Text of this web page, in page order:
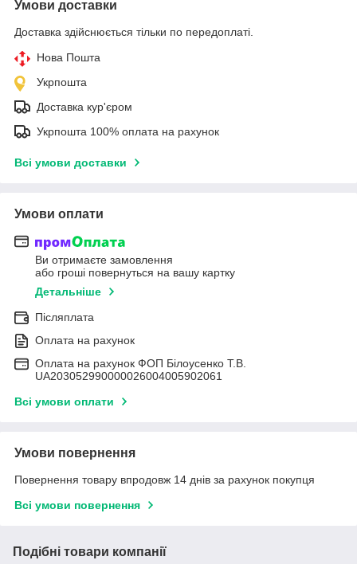
Умови доставки
Доставка здійснюється тільки по передоплаті.
Нова Пошта
Укрпошта
Доставка кур'єром
Укрпошта 100% оплата на рахунок
Всі умови доставки
Умови оплати
Ви отримаєте замовлення
або гроші повернуться на вашу картку
Детальніше
Післяплата
Оплата на рахунок
Оплата на рахунок ФОП Білоусенко Т.В.
UA203052990000026004005902061
Всі умови оплати
Умови повернення
Повернення товару впродовж 14 днів за рахунок покупця
Всі умови повернення
Подібні товари компанії